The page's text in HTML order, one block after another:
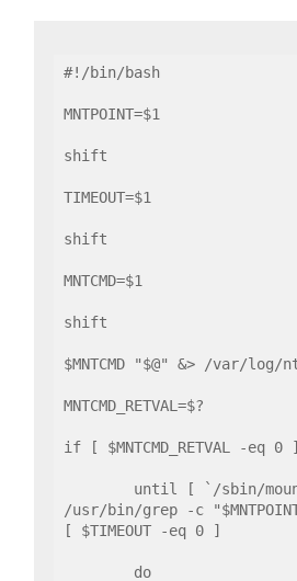
#!/bin/bash
MNTPOINT=$1
shift
TIMEOUT=$1
shift
MNTCMD=$1
shift
$MNTCMD "$@" &> /var/log/
MNTCMD_RETVAL=$?
if [ $MNTCMD_RETVAL -eq
until [ `/sbin/
/usr/bin/grep -c
[ $TIMEOUT -eq 0 ]
do